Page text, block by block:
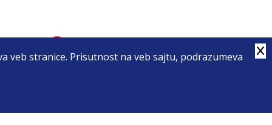
veb stranice. Prisutnost na veb sajtu, podrazumeva